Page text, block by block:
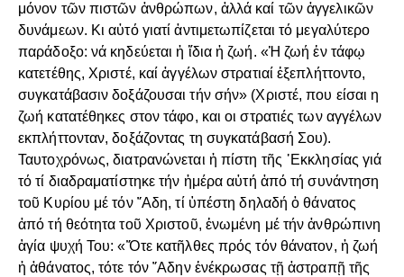
μόνον τῶν πιστῶν ἀνθρώπων, ἀλλά καί τῶν ἀγγελικῶν
δυνάμεων. Κι αὐτό γιατί ἀντιμετωπίζεται τό μεγαλύτερο
παράδοξο: νά κηδεύεται ἡ ἴδια ἡ ζωή. «Ἡ ζωή ἐν τάφῳ
κατετέθης, Χριστέ, καί ἀγγέλων στρατιαί ἐξεπλήττοντο,
συγκατάβασιν δοξάζουσαι τήν σήν» (Χριστέ, που είσαι η
ζωή κατατέθηκες στον τάφο, και οι στρατιές των αγγέλων
εκπλήττονταν, δοξάζοντας τη συγκατάβασή Σου).
Ταυτοχρόνως, διατρανώνεται ἡ πίστη τῆς ᾽Εκκλησίας γιά
τό τί διαδραματίστηκε τήν ἡμέρα αὐτή ἀπό τή συνάντηση
τοῦ Κυρίου μέ τόν ῞Αδη, τί ὑπέστη δηλαδή ὁ θάνατος
ἀπό τή θεότητα τοῦ Χριστοῦ, ἑνωμένη μέ τήν ἀνθρώπινη
ἁγία ψυχή Του: «Ὅτε κατῆλθες πρός τόν θάνατον, ἡ ζωή
ἡ ἀθάνατος, τότε τόν ῞Αδην ἐνέκρωσας τῇ ἀστραπῇ τῆς